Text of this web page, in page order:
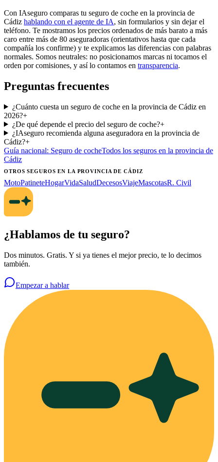
Con IAseguro comparas tu seguro de coche en la provincia de
Cádiz hablando con el agente de IA, sin formularios y sin dejar el
teléfono. Te mostramos los precios ordenados de más barato a más
caro entre más de 80 aseguradoras (orientativos hasta que cada
compañía los confirme) y te explicamos las diferencias con palabras
normales. Somos neutrales: no posicionamos marcas ni tocamos el
orden por comisiones, y así lo contamos en transparencia.
Preguntas frecuentes
¿Cuánto cuesta un seguro de coche en la provincia de Cádiz en
2026?+
¿De qué depende el precio del seguro de coche?+
¿IAseguro recomienda alguna aseguradora en la provincia de
Cádiz?+
Guía nacional: Seguro de cocheTodos los seguros en la provincia de
Cádiz
OTROS SEGUROSEN LA PROVINCIA DE CÁDIZ
MotoPatineteHogarVidaSaludDecesosViajeMascotasR. Civil
¿Hablamos de tu seguro?
Dos minutos. Gratis. Y si ya tienes el mejor precio, te lo decimos
también.
Empezar a hablar